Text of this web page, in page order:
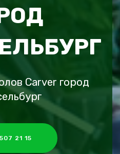
Carver город
21 15